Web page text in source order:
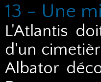
13 - Une
L'Atlantis
d'un
Albator